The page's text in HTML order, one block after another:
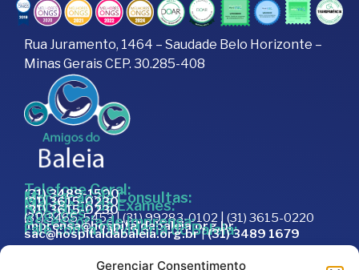
Gerenciar Consentimento
Rua Juramento, 1464 – Saudade Belo Horizonte –
Minas Gerais CEP. 30.285-408
Telefone Geral:
(31) 3489-1500
Marcação de Consultas:
(31) 3615-0230
Marcação de Exames:
(31) 3615-0230
Doações:
(31) 3465-5453 | (31) 99283-0102 | (31) 3615-0220
Assessoria de Imprensa:
imprensa@hospitaldabaleia.org.br
Fale com a Ouvidoria do Baleia:
sac@hospitaldabaleia.org.br|(31) 3489 1679